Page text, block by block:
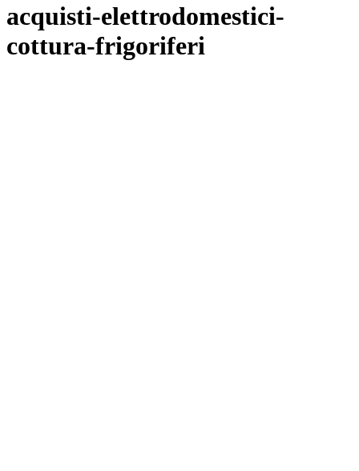
acquisti-elettrodomestici-
cottura-frigoriferi